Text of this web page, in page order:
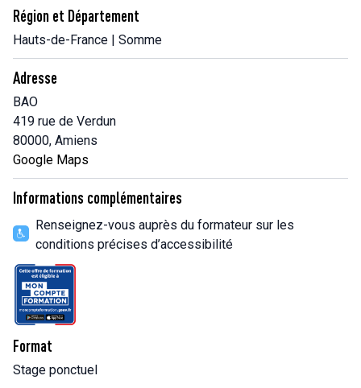
Région et Département
Hauts-de-France | Somme
Adresse
BAO
419 rue de Verdun
80000, Amiens
Google Maps
Informations complémentaires
Renseignez-vous auprès du formateur sur les
conditions précises d’accessibilité
Format
Stage ponctuel